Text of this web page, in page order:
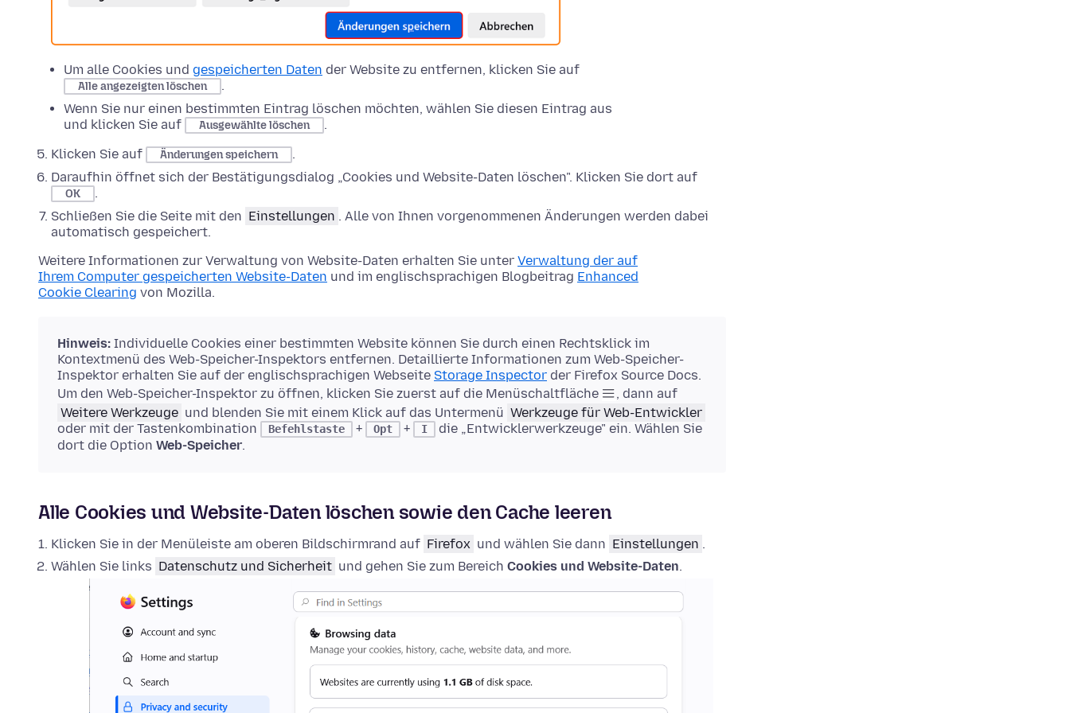
Um alle Cookies und gespeicherten Daten der Website zu entfernen, klicken Sie auf
Alle angezeigten löschen
.
Wenn Sie nur einen bestimmten Eintrag löschen möchten, wählen Sie diesen Eintrag aus
und klicken Sie auf
Ausgewählte löschen
.
Klicken Sie auf
Änderungen speichern
.
Daraufhin öffnet sich der Bestätigungsdialog „Cookies und Website-Daten löschen". Klicken Sie dort auf
OK
.
Schließen Sie die Seite mit den Einstellungen . Alle von Ihnen vorgenommenen Änderungen werden dabei
automatisch gespeichert.
Weitere Informationen zur Verwaltung von Website-Daten erhalten Sie unter Verwaltung der auf
Ihrem Computer gespeicherten Website-Daten und im englischsprachigen Blogbeitrag Enhanced
Cookie Clearing von Mozilla.
Hinweis: Individuelle Cookies einer bestimmten Website können Sie durch einen Rechtsklick im
Kontextmenü des Web-Speicher-Inspektors entfernen. Detaillierte Informationen zum Web-Speicher-
Inspektor erhalten Sie auf der englischsprachigen Webseite Storage Inspector der Firefox Source Docs.
Um den Web-Speicher-Inspektor zu öffnen, klicken Sie zuerst auf die Menüschaltfläche
, dann auf
Weitere Werkzeuge und blenden Sie mit einem Klick auf das Untermenü Werkzeuge für Web-Entwickler
oder mit der Tastenkombination
Befehlstaste + Opt + I
die „Entwicklerwerkzeuge" ein. Wählen Sie
dort die Option Web-Speicher.
Alle Cookies und Website-Daten löschen sowie den Cache leeren
Klicken Sie in der Menüleiste am oberen Bildschirmrand auf Firefox und wählen Sie dann Einstellungen .
Wählen Sie links Datenschutz und Sicherheit und gehen Sie zum Bereich Cookies und Website-Daten.